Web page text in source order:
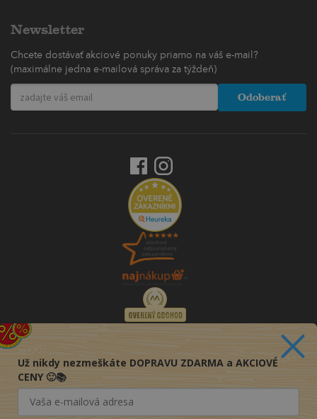
Newsletter
Chcete dostávať akciové ponuky priamo na váš e-mail?
(maximálne jedna e-mailová správa za týždeň)
Odoberať
Už nikdy nezmeškáte DOPRAVU ZDARMA a AKCIOVÉ
CENY 🙂📚